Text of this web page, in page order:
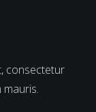
consectetur